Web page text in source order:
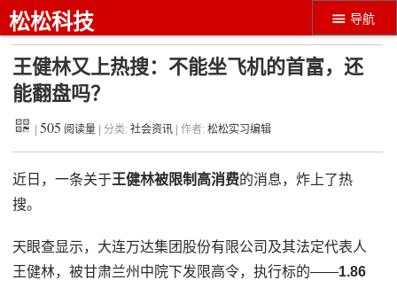
导航
松松科技
王健林又上热搜：不能坐飞机的首富，还
能翻盘吗？
|505 阅读量 | 分类:社会资讯 | 作者:松松实习编辑
近日，一条关于王健林被限制高消费的消息，炸上了热
搜。
天眼查显示，大连万达集团股份有限公司及其法定代表人
王健林，被甘肃兰州中院下发限高令，执行标的——1.86